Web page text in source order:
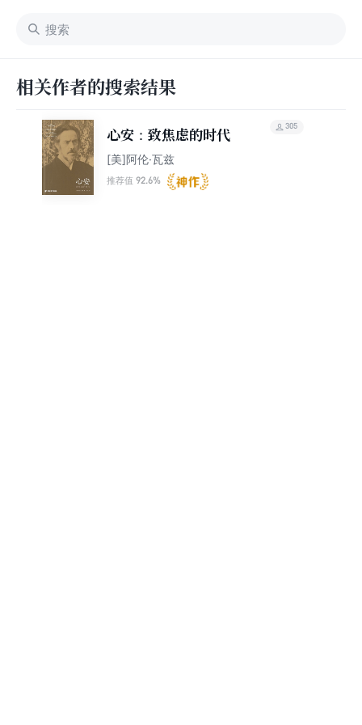
相关作者的搜索结果
心安：致焦虑的时代
[美]阿伦·瓦兹
推荐值 92.6%
305